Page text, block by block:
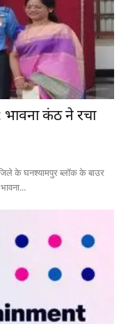
कंठ ने रचा
के घनश्यामपुर ब्लॉक के बाउर